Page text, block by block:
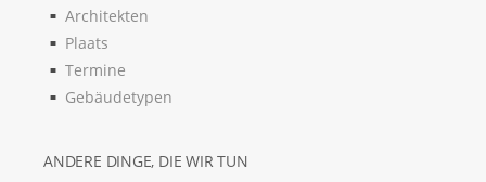
Architekten
Plaats
Termine
Gebäudetypen
ANDERE DINGE, DIE WIR TUN